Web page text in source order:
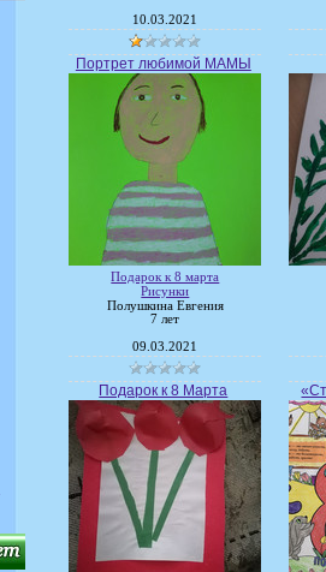
10.03.2021
Портрет любимой МАМЫ
Подарок к 8 марта
Рисунки
Полушкина Евгения
7 лет
09.03.2021
Подарок к 8 Марта